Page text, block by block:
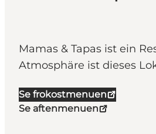
Mamas & Tapas ist ein
Atmosphäre ist dieses
Se frokostmenuen
Se aftenmenuen